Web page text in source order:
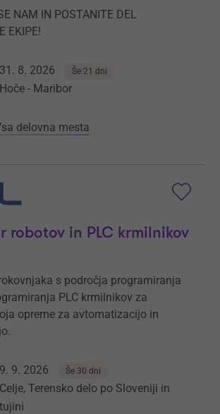
NAM IN POSTANITE DEL
EKIPE!
31. 8. 2026 Še 21 dni
Hoče - Maribor
delovna mesta
robotov in PLC krmilnikov
s področja programiranja
PLC krmilnikov za
opreme za avtomatizacijo in
9. 9. 2026 Še 30 dni
Celje, Terensko delo po Sloveniji in
tujini